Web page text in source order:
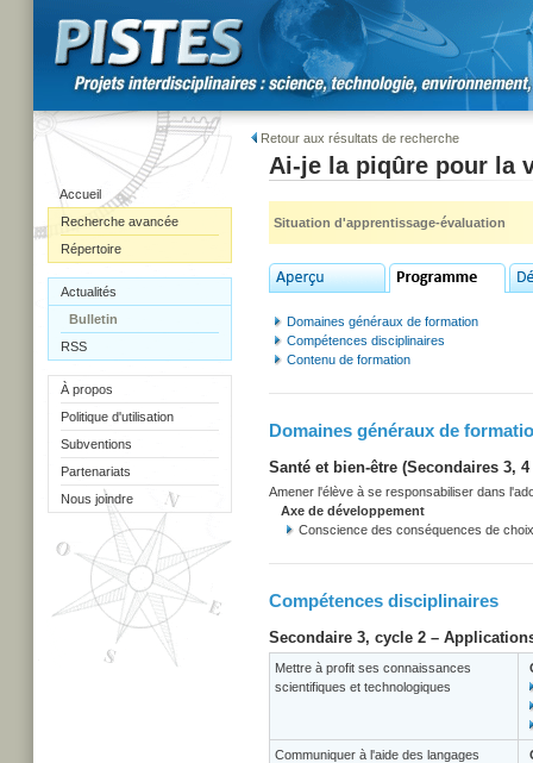
Accueil
Recherche avancée
Répertoire
Actualités
Bulletin
RSS
À propos
Politique d'utilisation
Subventions
Partenariats
Nous joindre
Retour aux résultats de recherche
Ai-je la piqûre pour la
Situation d'apprentissage-évaluation
Domaines généraux de formation
Compétences disciplinaires
Contenu de formation
Domaines généraux de
Santé et bien-être (Secondaires 3,
Amener l'élève à se responsabiliser dans
Axe de développement
Conscience des conséquences de
Compétences disciplinaires
Secondaire 3, cycle 2 –
Mettre à profit ses connaissances
scientifiques et technologiques
Communiquer à l'aide des langages